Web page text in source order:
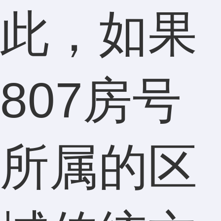
此，如果
807房号
所属的区